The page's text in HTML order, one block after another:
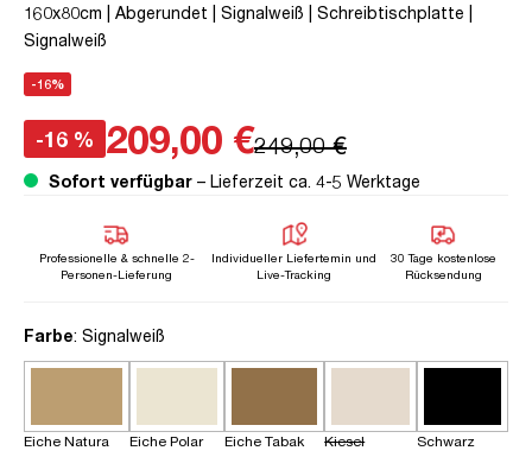
160x80cm | Abgerundet | Signalweiß | Schreibtischplatte |
Signalweiß
-16%
-16 % 209,00 €249,00 €
Sofort verfügbar – Lieferzeit ca. 4-5 Werktage
Professionelle & schnelle 2-
Personen-Lieferung
Individueller Liefertemin und
Live-Tracking
30 Tage kostenlose
Rücksendung
Farbeauswählen
: Signalweiß
Eiche Natura Eiche Polar Eiche Tabak Kiesel Schwarz